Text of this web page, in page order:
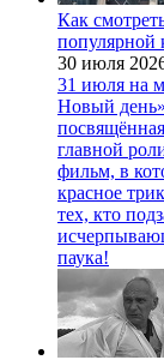
Как
популярной
30 июля
31 июля на
Новый
главной
фильм, в
красное
тех, кто
паука!